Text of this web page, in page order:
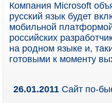
Компания Microsoft
русский язык будет
мобильной
российских
на родном языке и,
готовыми к моменту
26.01.2011 Сайт по-